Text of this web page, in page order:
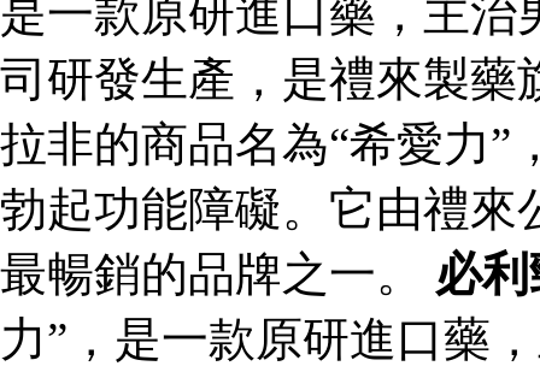
是一款原研進口藥，主
司研發生產，是禮來製藥
拉非的商品名為“希愛力”
勃起功能障礙。它由禮來
最暢銷的品牌之一。 必
力”，是一款原研進口藥